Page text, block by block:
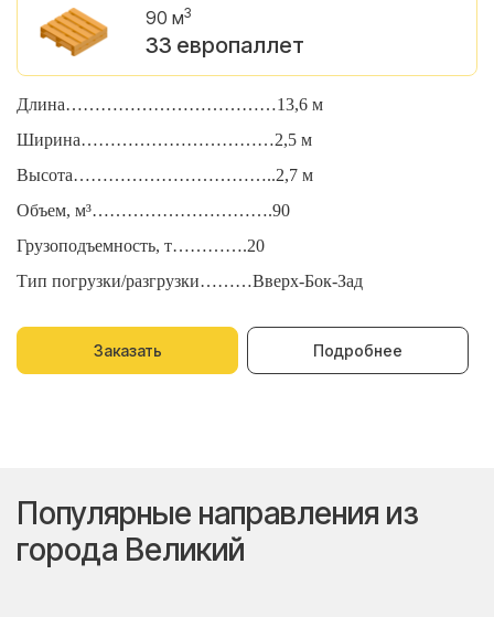
90 м3
33 европаллет
Длина………………………………13,6 м
Ширина……………………………2,5 м
Высота……………………………..2,7 м
Объем, м³………………………….90
Грузоподъемность, т………….20
Тип погрузки/разгрузки………Вверх-Бок-Зад
Заказать Подробнее
Популярные направления из
города Великий